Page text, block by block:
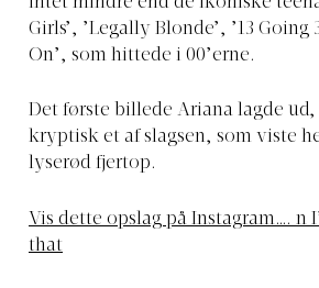
Girls’, ’Legally Blonde’, ’13 Going
On’, som hittede i 00’erne.
Det første billede Ariana lagde
kryptisk et af slagsen, som viste
lyserød fjertop.
Vis dette opslag på Instagram…. n
that